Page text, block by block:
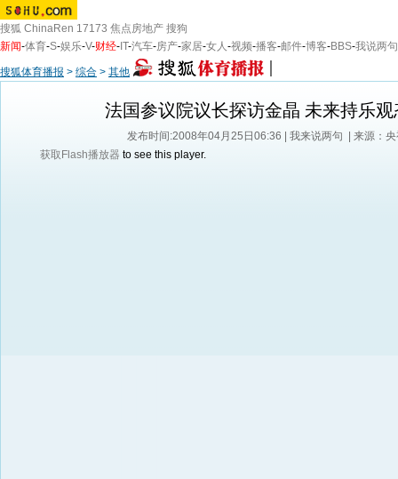
搜狐 ChinaRen 17173 焦点房地产 搜狗
新闻-体育-S-娱乐-V-财经- IT-汽车-房产-家居-女人-视频-播客-邮件-博客-BBS-我说两句
搜狐体育播报 > 综合 > 其他
法国参议院议长探访金晶 未来持乐观
发布时间:2008年04月25日06:36 | 我来说两句
| 来源：
获取Flash播放器 to see this player.